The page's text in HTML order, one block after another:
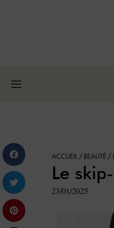
ACCUEIL / BEAUTÉ /
Le
23/01/2025